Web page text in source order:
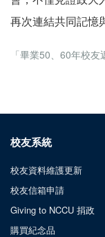
再次連結共同記憶
「畢業50、60年校
校友系統
校友資料維護更新
校友信箱申請
Giving to NCCU 捐政
購買紀念品